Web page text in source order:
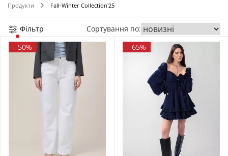
Продукти Fall-Winter Collection'25
Фільтр
Сортування по:
- 50% - 65%